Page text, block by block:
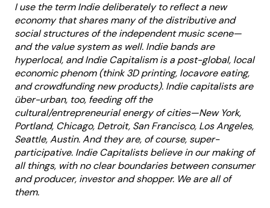
I use the term Indie deliberately to reflect a new
economy that shares many of the distributive and
social structures of the independent music scene—
and the value system as well. Indie bands are
hyperlocal, and Indie Capitalism is a post-global, local
economic phenom (think 3D printing, locavore eating,
and crowdfunding new products). Indie capitalists are
über-urban, too, feeding off the
cultural/entrepreneurial energy of cities—New York,
Portland, Chicago, Detroit, San Francisco, Los Angeles,
Seattle, Austin. And they are, of course, super-
participative. Indie Capitalists believe in our making of
all things, with no clear boundaries between consumer
and producer, investor and shopper. We are all of
them.